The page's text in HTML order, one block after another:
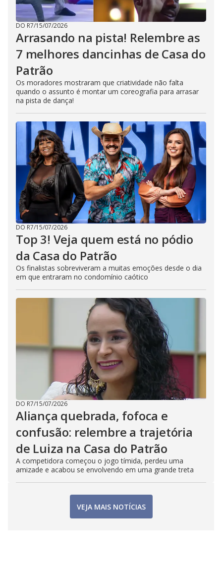
DO R7/15/07/2026
Arrasando na pista! Relembre as
7 melhores dancinhas de Casa do
Patrão
Os moradores mostraram que criatividade não falta
quando o assunto é montar um coreografia para arrasar
na pista de dança!
DO R7/15/07/2026
Top 3! Veja quem está no pódio
da Casa do Patrão
Os finalistas sobreviveram a muitas emoções desde o dia
em que entraram no condomínio caótico
DO R7/15/07/2026
Aliança quebrada, fofoca e
confusão: relembre a trajetória
de Luiza na Casa do Patrão
A competidora começou o jogo tímida, perdeu uma
amizade e acabou se envolvendo em uma grande treta
VEJA MAIS NOTÍCIAS